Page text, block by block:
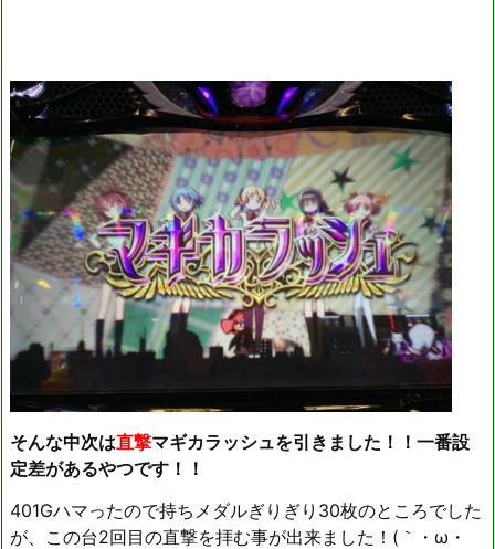
そんな中次は直撃マギカラッシュを引きました！！一番設
定差があるやつです！！
401Gハマったので持ちメダルぎりぎり30枚のところでした
が、この台2回目の直撃を拝む事が出来ました！(｀・ω・